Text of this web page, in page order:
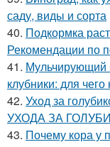
саду, виды и сорта
40. Подкормка
Рекомендации по
41. Мульчирующий
клубники: для
42. Уход за
УХОДА ЗА
43. Почему кора у